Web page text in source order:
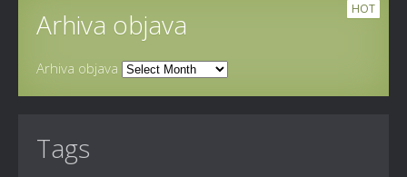
HOT
Arhiva objava
Arhiva objava
Tags